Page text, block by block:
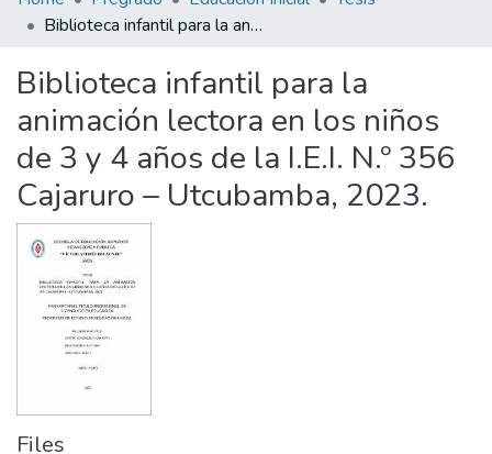
All of DSpace
Statistics
Biblioteca infantil para la animación lectora en los niños de 3 y 4 años de la I.E.I. N.º 356 Cajaruro – Utcubamba, 2023.
Biblioteca infantil para la
animación lectora en los niños
de 3 y 4 años de la I.E.I. N.º 356
Cajaruro – Utcubamba, 2023.
Files